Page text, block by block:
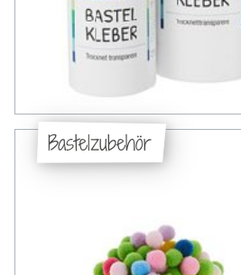
Bastelzubehör